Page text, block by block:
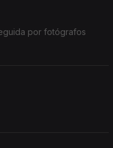
por fotógrafos